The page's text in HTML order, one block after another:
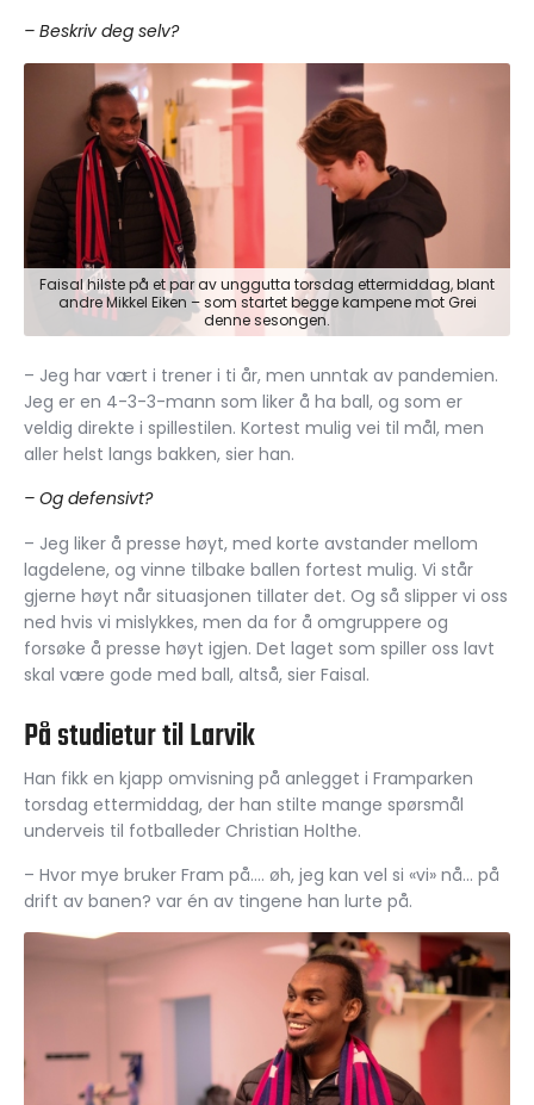
– Beskriv deg selv?
Faisal hilste på et par av unggutta torsdag ettermiddag, blant
andre Mikkel Eiken – som startet begge kampene mot Grei
denne sesongen.
– Jeg har vært i trener i ti år, men unntak av pandemien.
Jeg er en 4-3-3-mann som liker å ha ball, og som er
veldig direkte i spillestilen. Kortest mulig vei til mål, men
aller helst langs bakken, sier han.
– Og defensivt?
– Jeg liker å presse høyt, med korte avstander mellom
lagdelene, og vinne tilbake ballen fortest mulig. Vi står
gjerne høyt når situasjonen tillater det. Og så slipper vi oss
ned hvis vi mislykkes, men da for å omgruppere og
forsøke å presse høyt igjen. Det laget som spiller oss lavt
skal være gode med ball, altså, sier Faisal.
På studietur til Larvik
Han fikk en kjapp omvisning på anlegget i Framparken
torsdag ettermiddag, der han stilte mange spørsmål
underveis til fotballeder Christian Holthe.
– Hvor mye bruker Fram på…. øh, jeg kan vel si «vi» nå… på
drift av banen? var én av tingene han lurte på.